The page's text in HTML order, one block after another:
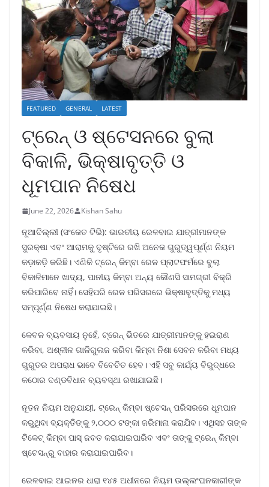
FEATURED GENERAL LATEST
ଟ୍ରେନ୍ ଓ ଷ୍ଟେସନରେ ବୁଲା
ବିକାଳି, ଭିକ୍ଷାବୃତ୍ତି ଓ
ଧୂମପାନ ନିଷେଧ
June 22, 2026 Kishan Sahu
ନୂଆଦିଲ୍ଲୀ (ସଂକେତ ଟିଭି): ଭାରତୀୟ ରେଳବାଇ ଯାତ୍ରୀମାନଙ୍କ
ସୁରକ୍ଷା ଏବଂ ଆରାମକୁ ଦୃଷ୍ଟିରେ ରଖି ଅନେକ ଗୁରୁତ୍ୱପୂର୍ଣ୍ଣ ନିୟମ
କଡ଼ାକଡ଼ି କରିଛି। ଏଣିକି ଟ୍ରେନ୍ କିମ୍ବା ରେଳ ପ୍ଲାଟଫର୍ମରେ ବୁଲା
ବିକାଳିମାନେ ଖାଦ୍ୟ, ପାନୀୟ କିମ୍ବା ଅନ୍ୟ କୌଣସି ସାମଗ୍ରୀ ବିକ୍ରି
କରିପାରିବେ ନାହିଁ। ସେହିପରି ରେଳ ପରିସରରେ ଭିକ୍ଷାବୃତ୍ତିକୁ ମଧ୍ୟ
ସମ୍ପୂର୍ଣ୍ଣ ନିଷେଧ କରାଯାଇଛି।
କେବଳ ବ୍ୟବସାୟ ନୁହେଁ, ଟ୍ରେନ୍ ଭିତରେ ଯାତ୍ରୀମାନଙ୍କୁ ହଇରାଣ
କରିବା, ଅଶ୍ଳୀଳ ଗାଳିଗୁଲଜ କରିବା କିମ୍ବା ନିଶା ସେବନ କରିବା ମଧ୍ୟ
ଗୁରୁତର ଅପରାଧ ଭାବେ ବିବେଚିତ ହେବ। ଏହି ସବୁ କାର୍ଯ୍ୟ ବିରୁଦ୍ଧରେ
କଠୋର ଦଣ୍ଡବିଧାନ ବ୍ୟବସ୍ଥା ରଖାଯାଇଛି।
ନୂତନ ନିୟମ ଅନୁଯାୟୀ, ଟ୍ରେନ୍ କିମ୍ବା ଷ୍ଟେସନ୍ ପରିସରରେ ଧୂମପାନ
କରୁଥିବା ବ୍ୟକ୍ତିଙ୍କୁ ୨,୦୦୦ ଟଙ୍କା ଜରିମାନା କରାଯିବ। ଏଥିସହ ତାଙ୍କ
ଟିକେଟ୍ କିମ୍ବା ପାସ୍ ଜବତ କରାଯାଇପାରିବ ଏବଂ ତାଙ୍କୁ ଟ୍ରେନ୍ କିମ୍ବା
ଷ୍ଟେସନ୍ରୁ ବାହାର କରାଯାଇପାରିବ।
ରେଳବାଇ ଆଇନର ଧାରା ୧୪୫ ଅଧୀନରେ ନିୟମ ଉଲ୍ଲଂଘନକାରୀଙ୍କ